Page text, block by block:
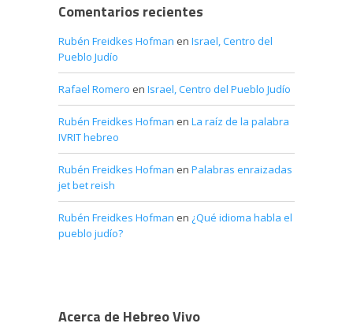
Comentarios recientes
Rubén Freidkes Hofman en Israel, Centro del
Pueblo Judío
Rafael Romero en Israel, Centro del Pueblo Judío
Rubén Freidkes Hofman en La raíz de la palabra
IVRIT hebreo
Rubén Freidkes Hofman en Palabras enraizadas
jet bet reish
Rubén Freidkes Hofman en ¿Qué idioma habla el
pueblo judío?
Acerca de Hebreo Vivo